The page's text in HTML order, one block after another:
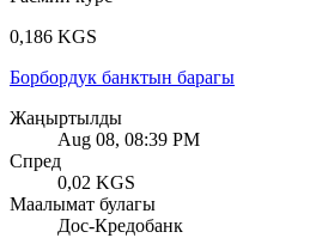
0,186 KGS
Борбордук банктын барагы
Жаңыртылды
Aug 08, 08:39 PM
Спред
0,02 KGS
Маалымат булагы
Дос-Кредобанк